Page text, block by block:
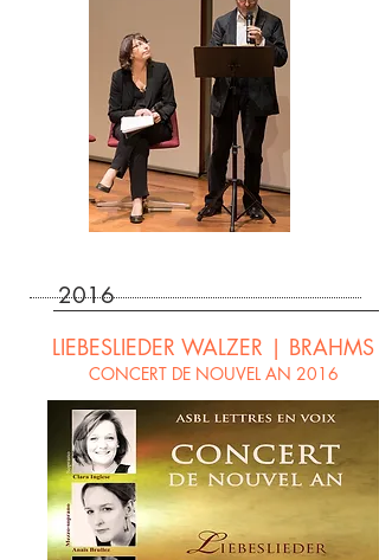
2016
LIEBESLIEDER WALZER | BRAHMS
CONCERT DE NOUVEL AN 2016